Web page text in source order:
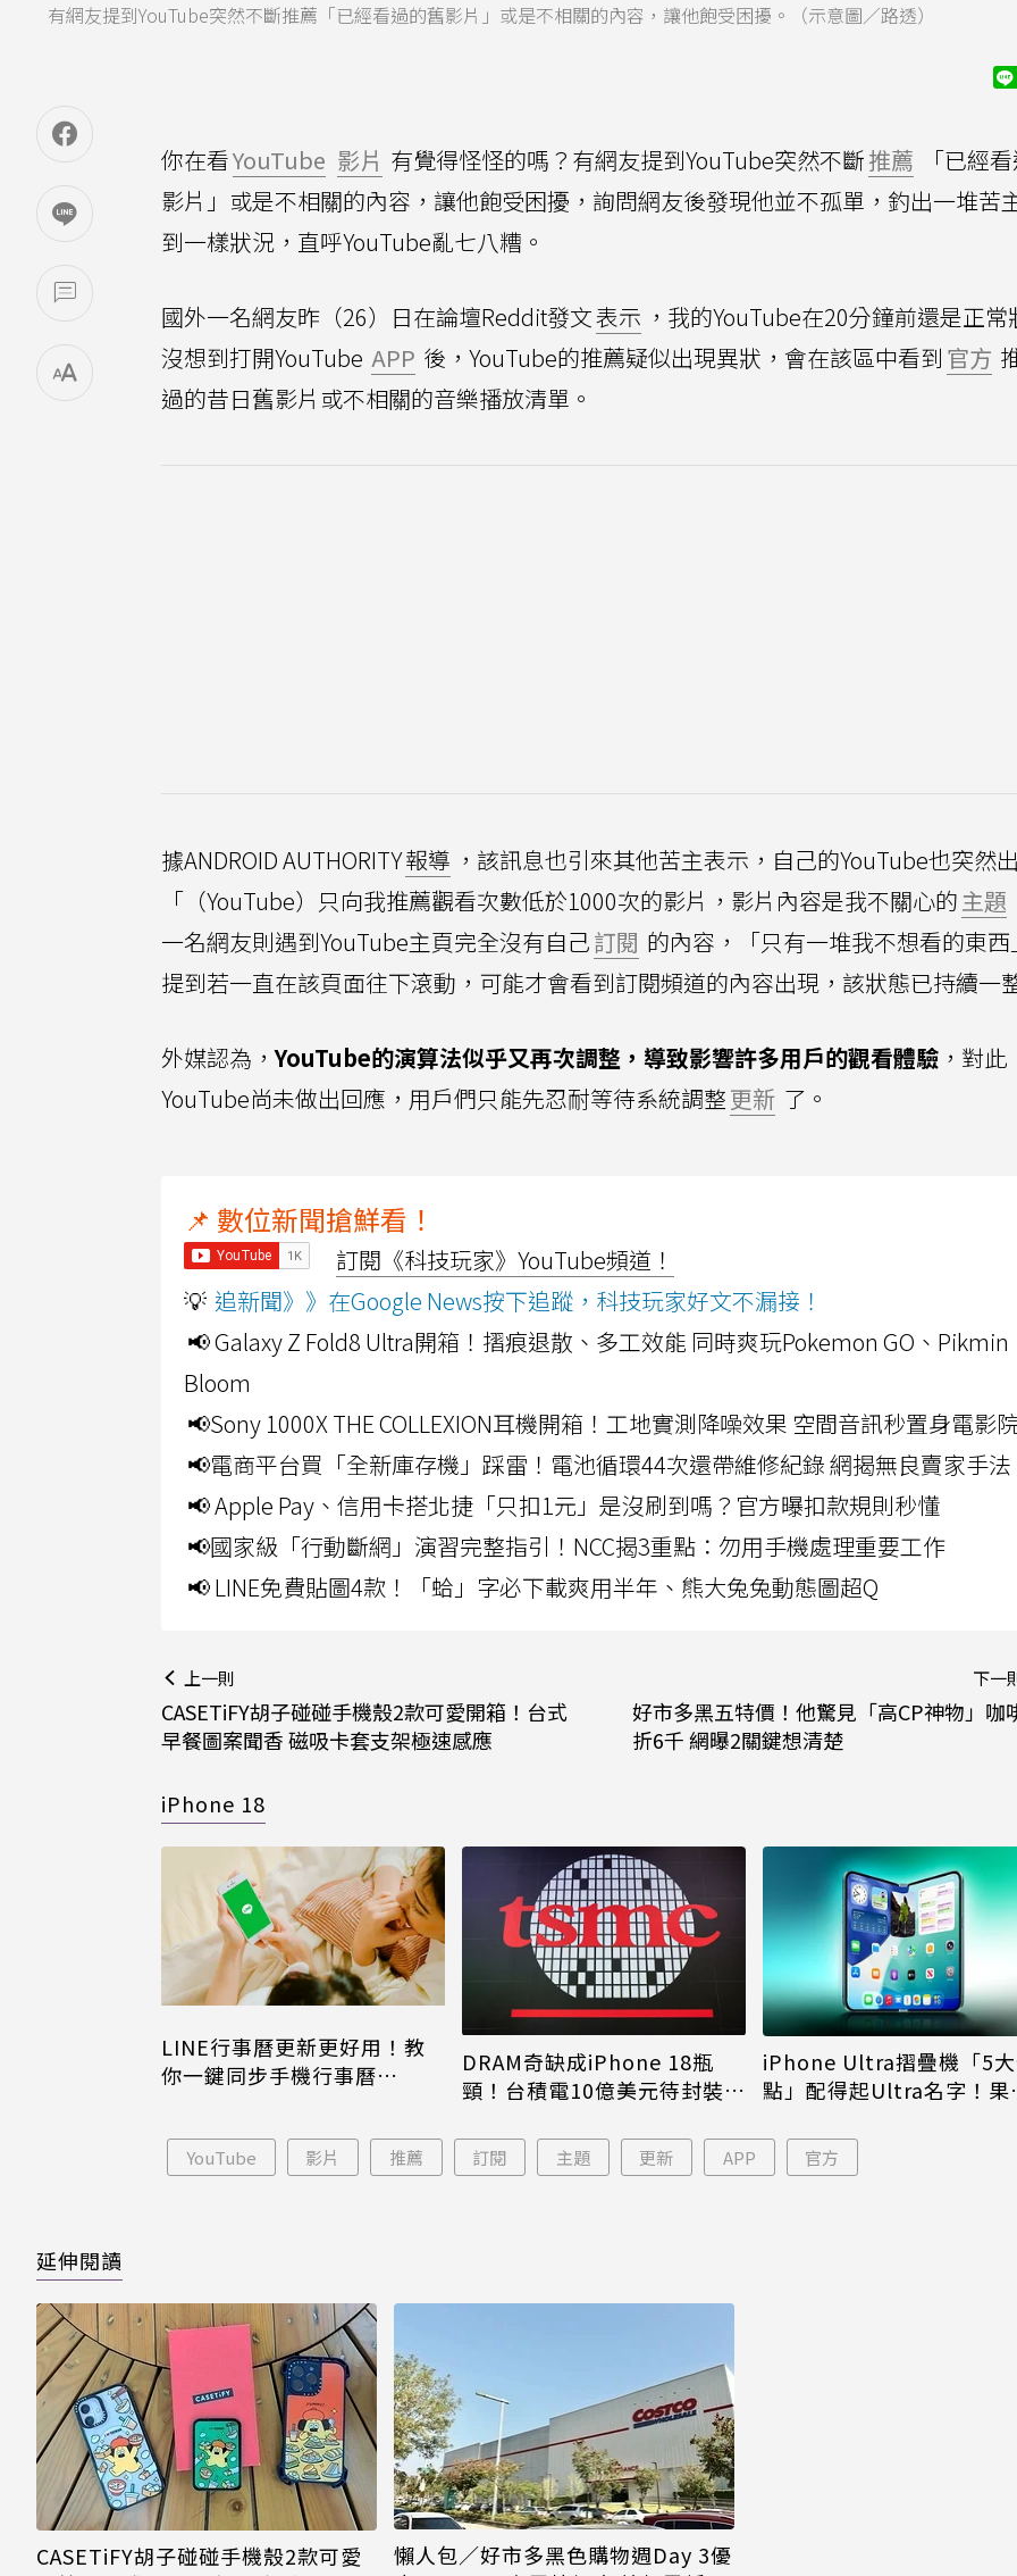
有網友提到YouTube突然不斷推薦「已經看過的舊影片」或是不相關的內容，讓他飽受困擾。（示意圖／路透）
你在看YouTube 影片 有覺得怪怪的嗎？有網友提到YouTube突然不斷推薦
「已經
影片」或是不相關的內容，讓他飽受困擾，詢問網友後發現他並不孤單，釣出一堆苦
到一樣狀況，直呼YouTube亂七八糟。
國外一名網友昨（26）日在論壇Reddit發文表示 ，我的YouTube在20分鐘前還是正
沒想到打開YouTube APP 後，YouTube的推薦疑似出現異狀，會在該區中看到 官方
過的昔日舊影片或不相關的音樂播放清單。
據ANDROID AUTHORITY報導 ，該訊息也引來其他苦主表示，自己的YouTube也突然
「（YouTube）只向我推薦觀看次數低於1000次的影片，影片內容是我不關心的主題
一名網友則遇到YouTube主頁完全沒有自己訂閱 的內容，「只有一堆我不想看的東
提到若一直在該頁面往下滾動，可能才會看到訂閱頻道的內容出現，該狀態已持續一
外媒認為，YouTube的演算法似乎又再次調整，導致影響許多用戶的觀看體驗 ，對此
YouTube尚未做出回應，用戶們只能先忍耐等待系統調整更新 了。
📌 數位新聞搶鮮看！
訂閱《科技玩家》YouTube頻道！
💡 追新聞》》在Google News按下追蹤，科技玩家好文不漏接！
📢 Galaxy Z Fold8 Ultra開箱！摺痕退散、多工效能 同時爽玩Pokemon GO、Pikmin
Bloom
📢Sony 1000X THE COLLEXION耳機開箱！工地實測降噪效果 空間音訊秒置身電影
📢電商平台買「全新庫存機」踩雷！電池循環44次還帶維修紀錄 網揭無良賣家手法
📢 Apple Pay、信用卡搭北捷「只扣1元」是沒刷到嗎？官方曝扣款規則秒懂
📢國家級「行動斷網」演習完整指引！NCC揭3重點：勿用手機處理重要工作
📢 LINE免費貼圖4款！「蛤」字必下載爽用半年、熊大兔兔動態圖超Q
上一則
CASETiFY胡子碰碰手機殼2款可愛開箱！台式
早餐圖案聞香 磁吸卡套支架極速感應
下一
好市多黑五特價！他驚見「高CP神物」咖
折6千 網曝2關鍵想清楚
iPhone 18
LINE行事曆更新更好用！教
你一鍵同步手機行事曆
DRAM奇缺成iPhone 18瓶
頸！台積電10億美元待封裝晶
iPhone Ultra摺疊機「5
點」配得起Ultra名字！果
YouTube 影片 推薦 訂閱 主題 更新 APP 官方
延伸閱讀
CASETiFY胡子碰碰手機殼2款可愛
懶人包／好市多黑色購物週Day 3優